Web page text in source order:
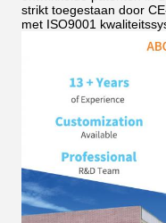
strikt toegestaan door
met ISO9001